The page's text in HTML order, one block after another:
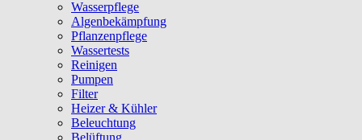
Wasserpflege
Algenbekämpfung
Pflanzenpflege
Wassertests
Reinigen
Pumpen
Filter
Heizer & Kühler
Beleuchtung
Belüftung